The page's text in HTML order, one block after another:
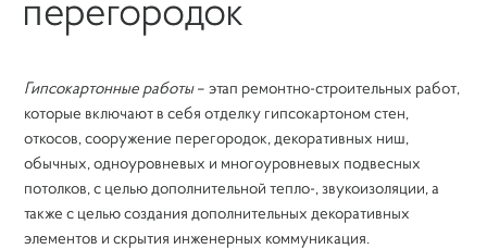
Устройство перегородок
Штукатурные работы
Устройство цементной стяжки
Гипсокартонные работы
Гипсокартонные работы– этап ремонтно-строительных работ,
которые включают в себя отделку гипсокартоном стен,
откосов, сооружение перегородок, декоративных ниш,
обычных, одноуровневых и многоуровневых подвесных
потолков, с целью дополнительной тепло-, звукоизоляции, а
также с целью создания дополнительных декоративных
элементов и скрытия инженерных коммуникация.